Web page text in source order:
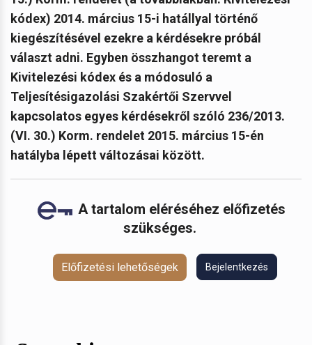
kódex) 2014. március 15-i hatállyal történő
kiegészítésével ezekre a kérdésekre próbál
választ adni. Egyben összhangot teremt a
Kivitelezési kódex és a módosuló a
Teljesítésigazolási Szakértői Szervvel
kapcsolatos egyes kérdésekről szóló 236/2013.
(VI. 30.) Korm. rendelet 2015. március 15-én
hatályba lépett változásai között.
A tartalom eléréséhez előfizetés
szükséges.
Előfizetési lehetőségek Bejelentkezés